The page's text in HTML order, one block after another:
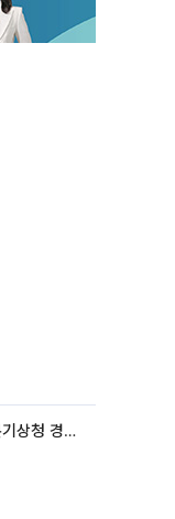
태풍 '돌핀' 오키나와 접근…일본기상청 경로 업데이트